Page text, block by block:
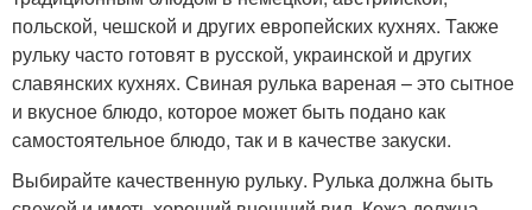
польской, чешской и других европейских кухнях. Также
рульку часто готовят в русской, украинской и других
славянских кухнях. Свиная рулька вареная – это сытное
и вкусное блюдо, которое может быть подано как
самостоятельное блюдо, так и в качестве закуски.
Выбирайте качественную рульку. Рулька должна быть